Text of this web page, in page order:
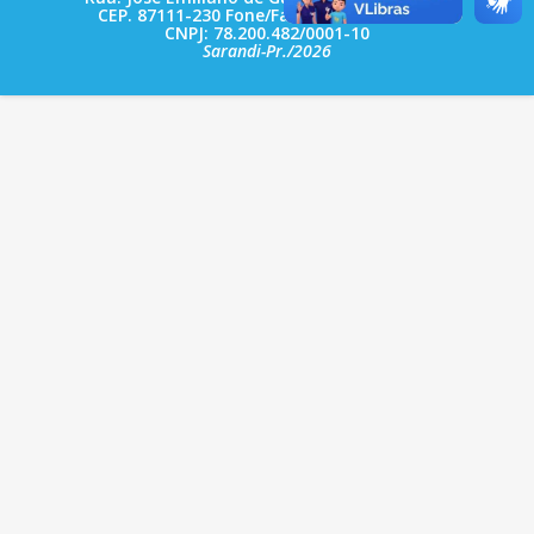
CEP. 87111-230 Fone/Fax: (44) 3264 - 8600
CNPJ: 78.200.482/0001-10
Sarandi-Pr./2026